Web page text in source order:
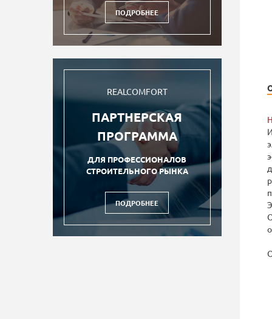
ПОДРОБНЕЕ
REALCOMFORT
ПАРТНЕРСКАЯ
ПРОГРАММА
ДЛЯ ПРОФЕССИОНАЛОВ
СТРОИТЕЛЬНОГО РЫНКА
ПОДРОБНЕЕ